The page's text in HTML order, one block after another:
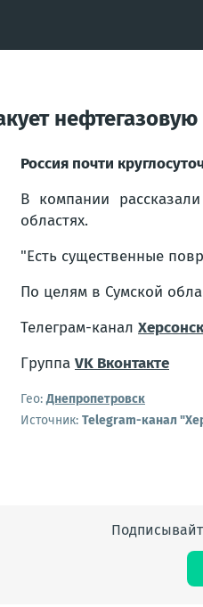
Россия почти
В компании
областях.
"Есть существенные
По целям в Сумской
Телеграм-канал
Группа VK Вконтакте
Гео:Днепропетровск
Источник: Telegram-канал